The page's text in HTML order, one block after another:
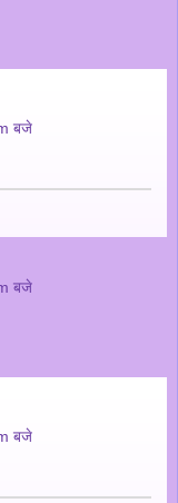
बजे
बजे
बजे